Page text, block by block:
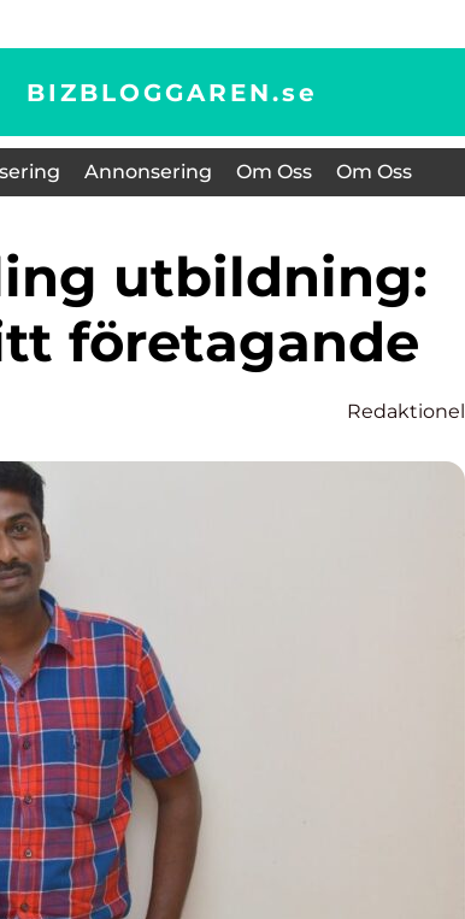
BIZBLOGGAREN.se
Annonsering Om Oss Om Oss
företagande
Redaktionel